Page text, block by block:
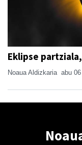
Eklipse
Noaua Aldizkaria abu 06